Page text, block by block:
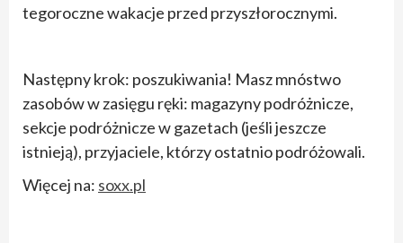
tegoroczne wakacje przed przyszłorocznymi.
Następny krok: poszukiwania! Masz mnóstwo
zasobów w zasięgu ręki: magazyny podróżnicze,
sekcje podróżnicze w gazetach (jeśli jeszcze
istnieją), przyjaciele, którzy ostatnio podróżowali.
Więcej na: soxx.pl